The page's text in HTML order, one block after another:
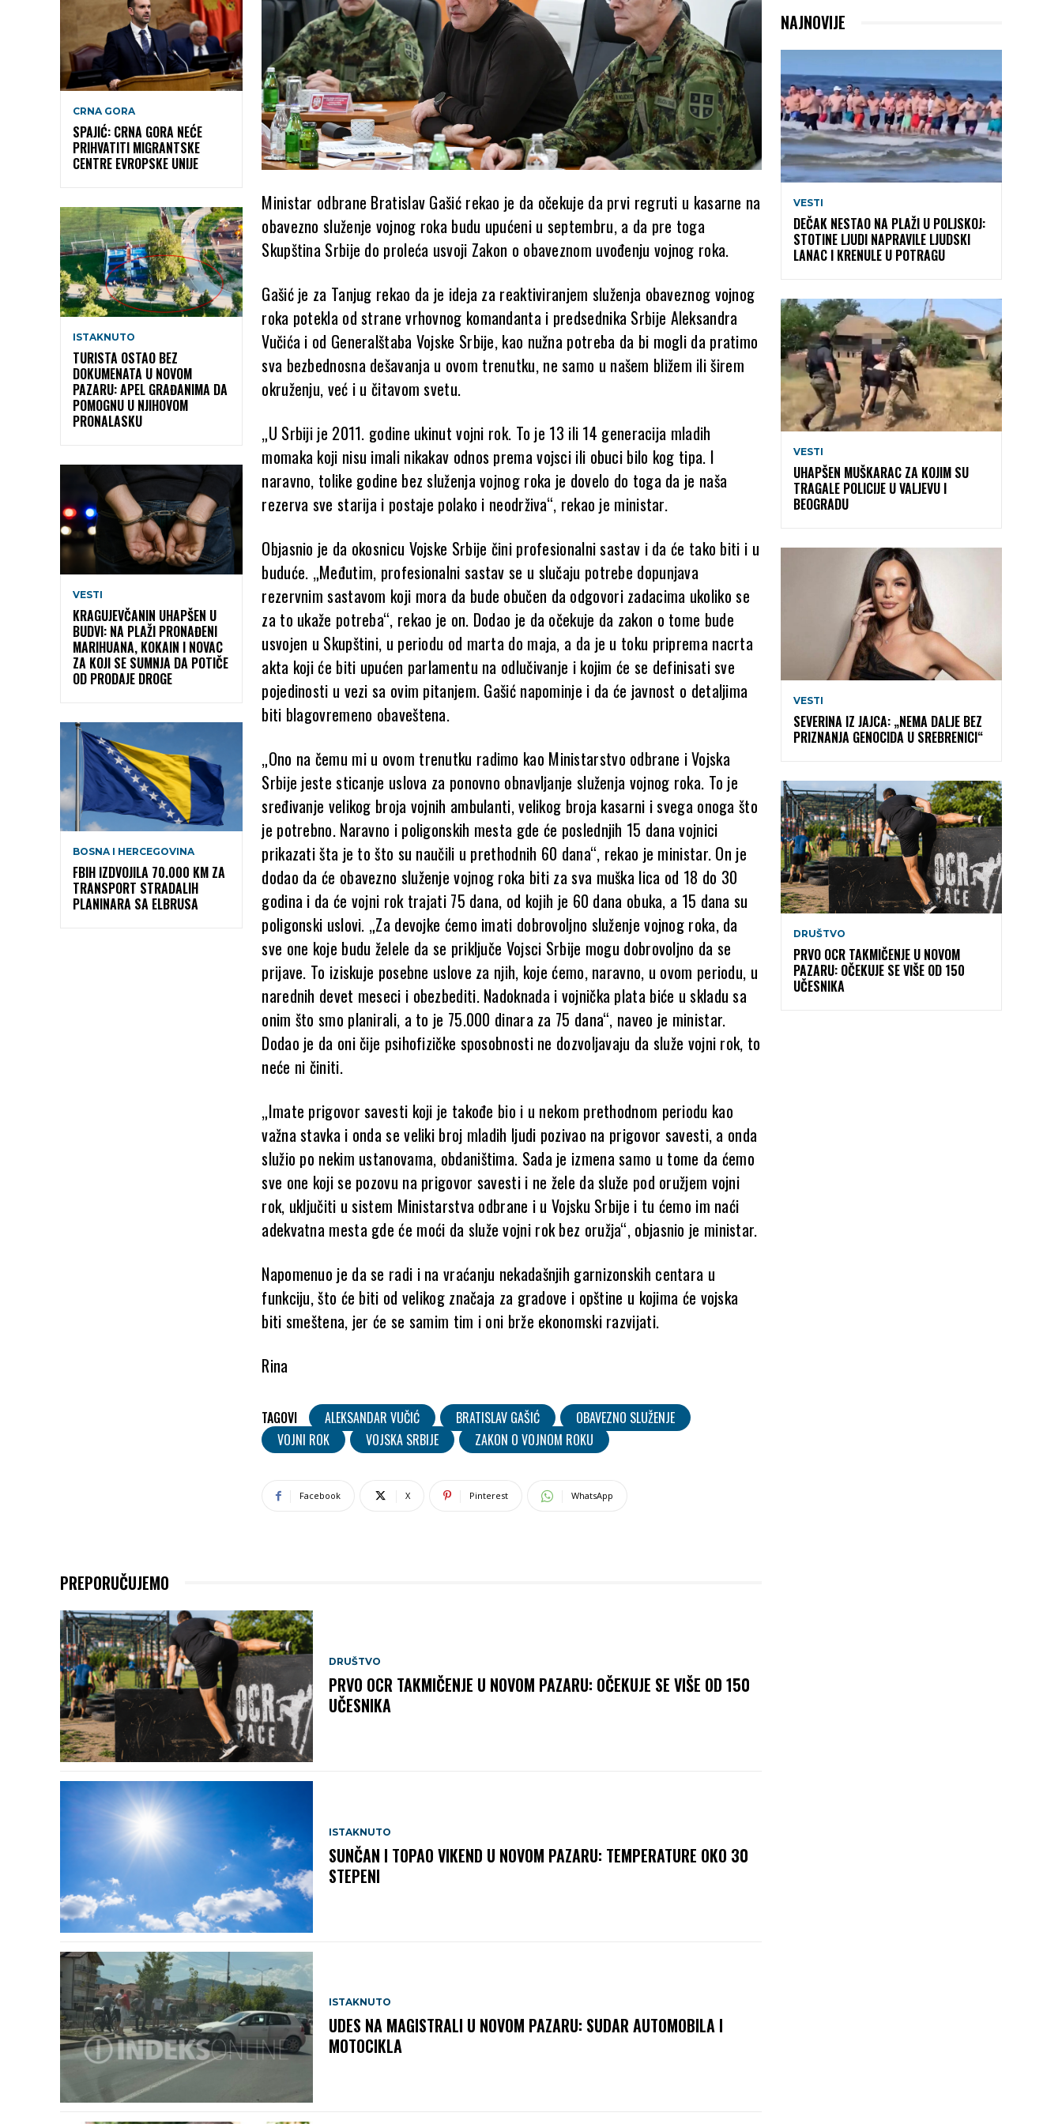
CRNA GORA
SPAJIĆ: CRNA GORA NEĆE
PRIHVATITI MIGRANTSKE
CENTRE EVROPSKE UNIJE
ISTAKNUTO
TURISTA OSTAO BEZ
DOKUMENATA U NOVOM
PAZARU: APEL GRAĐANIMA DA
POMOGNU U NJIHOVOM
PRONALASKU
VESTI
KRAGUJEVČANIN UHAPŠEN U
BUDVI: NA PLAŽI PRONAĐENI
MARIHUANA, KOKAIN I NOVAC
ZA KOJI SE SUMNJA DA POTIČE
OD PRODAJE DROGE
BOSNA I HERCEGOVINA
FBIH IZDVOJILA 70.000 KM ZA
TRANSPORT STRADALIH
PLANINARA SA ELBRUSA
Ministar odbrane Bratislav Gašić rekao je da očekuje da prvi regruti u kasarne na
obavezno služenje vojnog roka budu upućeni u septembru, a da pre toga
Skupština Srbije do proleća usvoji Zakon o obaveznom uvođenju vojnog roka.
Gašić je za Tanjug rekao da je ideja za reaktiviranjem služenja obaveznog vojnog
roka potekla od strane vrhovnog komandanta i predsednika Srbije Aleksandra
Vučića i od Generalštaba Vojske Srbije, kao nužna potreba da bi mogli da pratimo
sva bezbednosna dešavanja u ovom trenutku, ne samo u našem bližem ili širem
okruženju, već i u čitavom svetu.
„U Srbiji je 2011. godine ukinut vojni rok. To je 13 ili 14 generacija mladih
momaka koji nisu imali nikakav odnos prema vojsci ili obuci bilo kog tipa. I
naravno, tolike godine bez služenja vojnog roka je dovelo do toga da je naša
rezerva sve starija i postaje polako i neodrživa“, rekao je ministar.
Objasnio je da okosnicu Vojske Srbije čini profesionalni sastav i da će tako biti i u
buduće. „Međutim, profesionalni sastav se u slučaju potrebe dopunjava
rezervnim sastavom koji mora da bude obučen da odgovori zadacima ukoliko se
za to ukaže potreba“, rekao je on. Dodao je da očekuje da zakon o tome bude
usvojen u Skupštini, u periodu od marta do maja, a da je u toku priprema nacrta
akta koji će biti upućen parlamentu na odlučivanje i kojim će se definisati sve
pojedinosti u vezi sa ovim pitanjem. Gašić napominje i da će javnost o detaljima
biti blagovremeno obaveštena.
„Ono na čemu mi u ovom trenutku radimo kao Ministarstvo odbrane i Vojska
Srbije jeste sticanje uslova za ponovno obnavljanje služenja vojnog roka. To je
sređivanje velikog broja vojnih ambulanti, velikog broja kasarni i svega onoga što
je potrebno. Naravno i poligonskih mesta gde će poslednjih 15 dana vojnici
prikazati šta je to što su naučili u prethodnih 60 dana“, rekao je ministar. On je
dodao da će obavezno služenje vojnog roka biti za sva muška lica od 18 do 30
godina i da će vojni rok trajati 75 dana, od kojih je 60 dana obuka, a 15 dana su
poligonski uslovi. „Za devojke ćemo imati dobrovoljno služenje vojnog roka, da
sve one koje budu želele da se priključe Vojsci Srbije mogu dobrovoljno da se
prijave. To iziskuje posebne uslove za njih, koje ćemo, naravno, u ovom periodu, u
narednih devet meseci i obezbediti. Nadoknada i vojnička plata biće u skladu sa
onim što smo planirali, a to je 75.000 dinara za 75 dana“, naveo je ministar.
Dodao je da oni čije psihofizičke sposobnosti ne dozvoljavaju da služe vojni rok, to
neće ni činiti.
„Imate prigovor savesti koji je takođe bio i u nekom prethodnom periodu kao
važna stavka i onda se veliki broj mladih ljudi pozivao na prigovor savesti, a onda
služio po nekim ustanovama, obdaništima. Sada je izmena samo u tome da ćemo
sve one koji se pozovu na prigovor savesti i ne žele da služe pod oružjem vojni
rok, uključiti u sistem Ministarstva odbrane i u Vojsku Srbije i tu ćemo im naći
adekvatna mesta gde će moći da služe vojni rok bez oružja“, objasnio je ministar.
Napomenuo je da se radi i na vraćanju nekadašnjih garnizonskih centara u
funkciju, što će biti od velikog značaja za gradove i opštine u kojima će vojska
biti smeštena, jer će se samim tim i oni brže ekonomski razvijati.
Rina
TAGOVI ALEKSANDAR VUČIĆ BRATISLAV GAŠIĆ
OBAVEZNO SLUŽENJE
VOJNI ROK
VOJSKA SRBIJE ZAKON O VOJNOM ROKU
Facebook X Pinterest WhatsApp
PREPORUČUJEMO
DRUŠTVO
PRVO OCR TAKMIČENJE U NOVOM PAZARU: OČEKUJE SE VIŠE OD 150
UČESNIKA
ISTAKNUTO
SUNČAN I TOPAO VIKEND U NOVOM PAZARU: TEMPERATURE OKO 30
STEPENI
ISTAKNUTO
UDES NA MAGISTRALI U NOVOM PAZARU: SUDAR AUTOMOBILA I
MOTOCIKLA
NAJNOVIJE
VESTI
DEČAK NESTAO NA PLAŽI U POLJSKOJ:
STOTINE LJUDI NAPRAVILE LJUDSKI
LANAC I KRENULE U POTRAGU
VESTI
UHAPŠEN MUŠKARAC ZA KOJIM SU
TRAGALE POLICIJE U VALJEVU I
BEOGRADU
VESTI
SEVERINA IZ JAJCA: „NEMA DALJE BEZ
PRIZNANJA GENOCIDA U SREBRENICI“
DRUŠTVO
PRVO OCR TAKMIČENJE U NOVOM
PAZARU: OČEKUJE SE VIŠE OD 150
UČESNIKA